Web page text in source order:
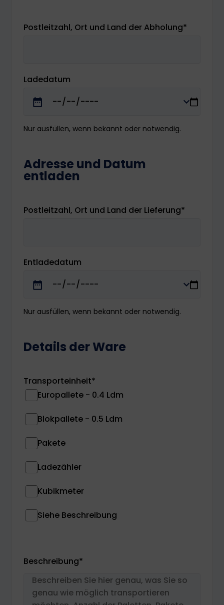
Postleitzahl, Ort und Land der Abholung*
Ladedatum
Nur ausfüllen, wenn bekannt oder notwendig.
Adresse und Datum
entladen
Postleitzahl, Ort und Land der Lieferung*
Entladedatum
Nur ausfüllen, wenn bekannt oder notwendig.
Details der Ware
Transporteinheit*
Europallete - 0.4 Ldm
Blokpallete - 0.5 Ldm
Pakete
Ladezähler
Kubikmeter
Siehe Beschreibung
Beschreibung*